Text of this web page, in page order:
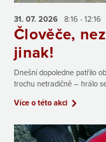
31. 07. 2026 8:16 - 12:16
Člověče,
jinak!
Dnešní dopoledne patřilo
trochu netradičně – hrálo
Více o této akci